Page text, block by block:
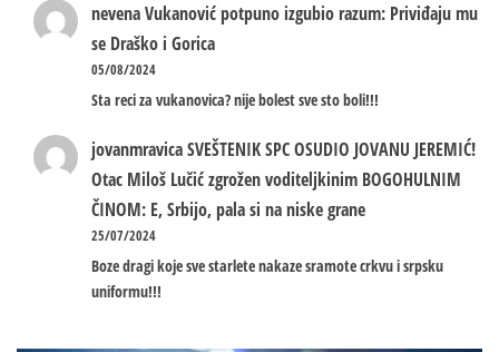
nevenaVukanović potpuno izgubio razum: Priviđaju mu
se Draško i Gorica
05/08/2024
Sta reci za vukanovica? nije bolest sve sto boli!!!
jovanmravicaSVEŠTENIK SPC OSUDIO JOVANU JEREMIĆ!
Otac Miloš Lučić zgrožen voditeljkinim BOGOHULNIM
ČINOM: E, Srbijo, pala si na niske grane
25/07/2024
Boze dragi koje sve starlete nakaze sramote crkvu i srpsku
uniformu!!!